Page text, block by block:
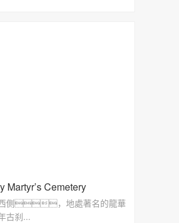
Martyr’s Cemetery
西側，地處著名的龍華
刹...